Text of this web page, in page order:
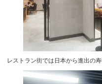
レストラン街では日本から進出の